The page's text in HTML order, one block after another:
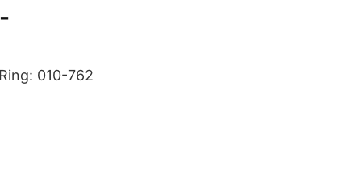
010-762